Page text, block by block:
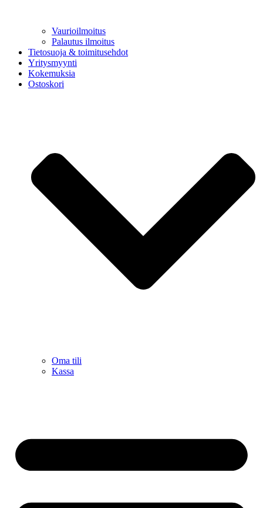
Vaurioilmoitus
Palautus ilmoitus
Tietosuoja & toimitusehdot
Yritysmyynti
Kokemuksia
Ostoskori
Oma tili
Kassa